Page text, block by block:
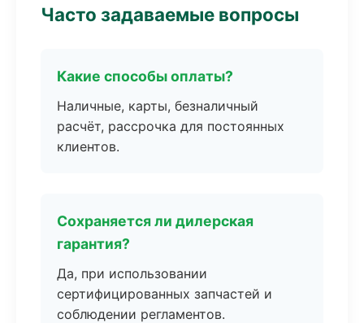
Часто задаваемые вопросы
Какие способы оплаты?
Наличные, карты, безналичный
расчёт, рассрочка для постоянных
клиентов.
Сохраняется ли дилерская
гарантия?
Да, при использовании
сертифицированных запчастей и
соблюдении регламентов.